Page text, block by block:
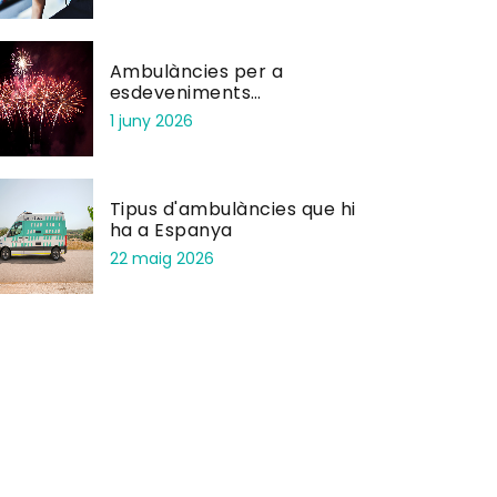
Ambulàncies per a
esdeveniments
pirotècnics: seguretat en
focs artificials i correfocs
1 juny 2026
Tipus d'ambulàncies que hi
ha a Espanya
22 maig 2026